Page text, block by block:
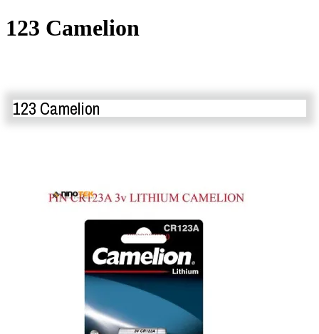
123 Camelion
123 Camelion